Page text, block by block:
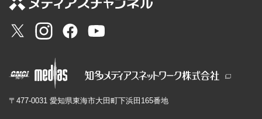
〒477-0031 愛知県東海市大田町下浜田165番地